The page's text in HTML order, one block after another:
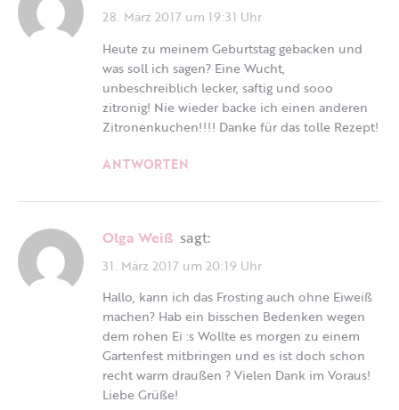
28. März 2017 um 19:31 Uhr
Heute zu meinem Geburtstag gebacken und
was soll ich sagen? Eine Wucht,
unbeschreiblich lecker, saftig und sooo
zitronig! Nie wieder backe ich einen anderen
Zitronenkuchen!!!! Danke für das tolle Rezept!
ANTWORTEN
Olga Weiß sagt:
31. März 2017 um 20:19 Uhr
Hallo, kann ich das Frosting auch ohne Eiweiß
machen? Hab ein bisschen Bedenken wegen
dem rohen Ei :s Wollte es morgen zu einem
Gartenfest mitbringen und es ist doch schon
recht warm draußen ? Vielen Dank im Voraus!
Liebe Grüße!